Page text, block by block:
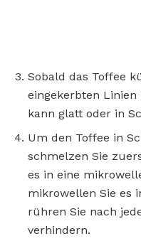
Sobald das Toffee
eingekerbten Linien
kann glatt oder in
Um den Toffee in
schmelzen Sie
es in eine
mikrowellen Sie es
rühren Sie nach
verhindern.